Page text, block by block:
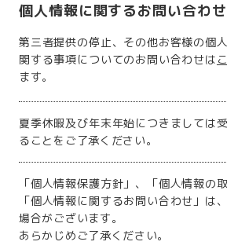
個人情報に関するお問い合わせ
第三者提供の停止、その他お客様の個
関する事項についてのお問い合わせは
ます。
夏季休暇及び年末年始につきましては
ることをご了承ください。
「個人情報保護方針」、「個人情報の
「個人情報に関するお問い合わせ」は
場合がございます。
あらかじめご了承ください。